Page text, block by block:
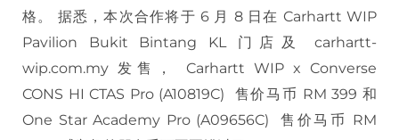
格。 据悉，本次合作将于 6 月 8 日在 Carhartt WIP
Pavilion Bukit Bintang KL 门店及 carhartt-
wip.com.my 发售， Carhartt WIP x Converse
CONS HI CTAS Pro (A10819C) 售价马币 RM 399 和
One Star Academy Pro (A09656C) 售价马币 RM